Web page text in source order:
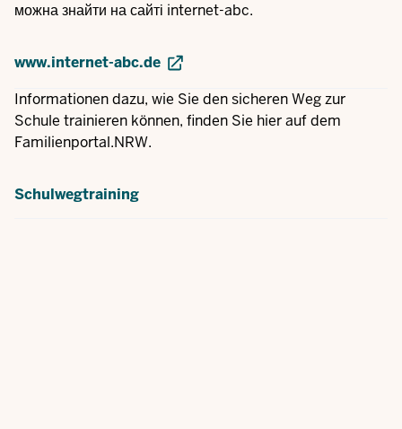
можна знайти на сайті internet-abc.
www.internet-abc.de
Informationen dazu, wie Sie den sicheren Weg zur
Schule trainieren können, finden Sie hier auf dem
Familienportal.NRW.
Schulwegtraining